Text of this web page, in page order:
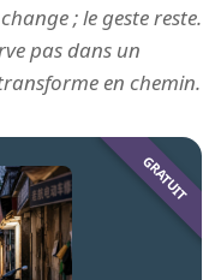
; le geste reste.
pas dans un
en chemin.